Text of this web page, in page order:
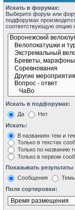
Искать в форумах:
Выберите форум или
подфорумах
соответствующую опцию
Искать в подфорумах:
Да
Нет
Искать:
В названиях тем и
Только в текстах
Только по названию
Только в первом
Показывать результаты
Сообщения
Поле сортировки: